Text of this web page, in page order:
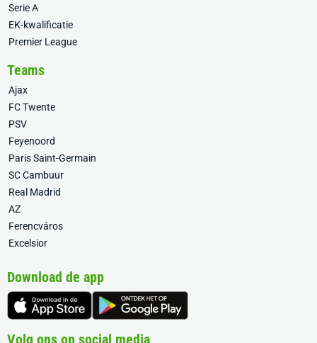
Serie A
EK-kwalificatie
Premier League
Teams
Ajax
FC Twente
PSV
Feyenoord
Paris Saint-Germain
SC Cambuur
Real Madrid
AZ
Ferencváros
Excelsior
Download de app